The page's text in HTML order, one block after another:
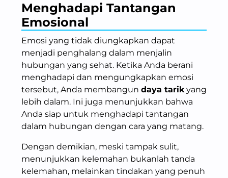
Menghadapi Tantangan
Emosional
Emosi yang tidak diungkapkan dapat
menjadi penghalang dalam menjalin
hubungan yang sehat. Ketika Anda berani
menghadapi dan mengungkapkan emosi
tersebut, Anda membangun daya tarikyang
lebih dalam. Ini juga menunjukkan bahwa
Anda siap untuk menghadapi tantangan
dalam hubungan dengan cara yang matang.
Dengan demikian, meski tampak sulit,
menunjukkan kelemahan bukanlah tanda
kelemahan, melainkan tindakan yang penuh